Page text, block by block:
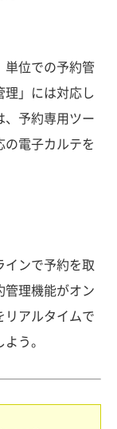
単位での予約管
理」には対応し
、予約専用ツー
の電子カルテを
インで予約を取
管理機能がオン
リアルタイムで
う。